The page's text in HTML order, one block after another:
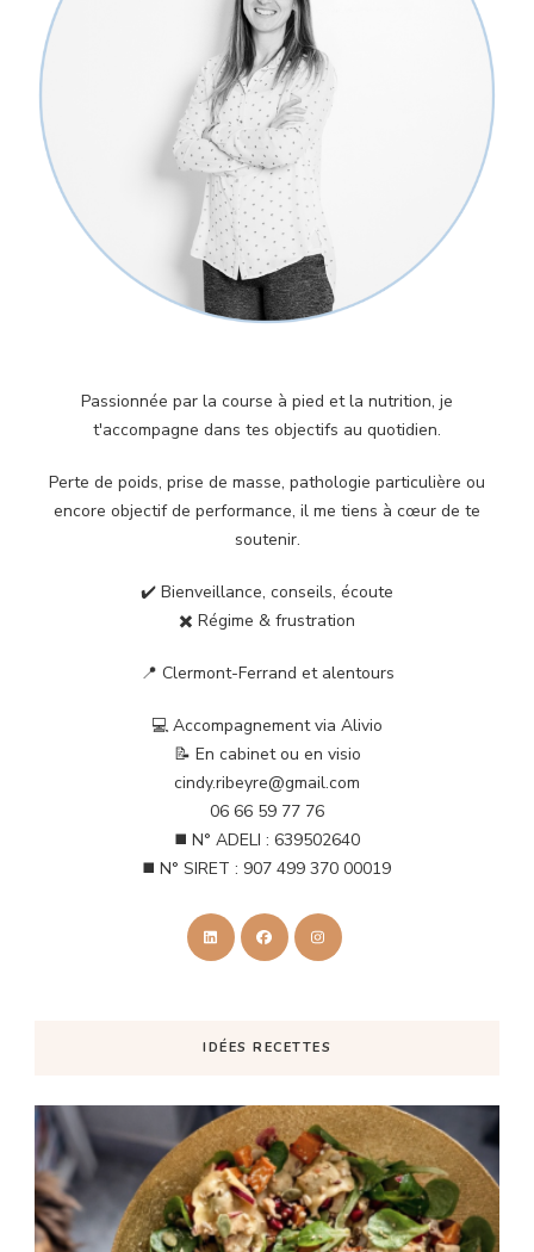
Passionnée par la course à pied et la nutrition, je
t'accompagne dans tes objectifs au quotidien.
Perte de poids, prise de masse, pathologie particulière ou
encore objectif de performance, il me tiens à cœur de te
soutenir.
✔️ Bienveillance, conseils, écoute
✖️ Régime & frustration
📍 Clermont-Ferrand et alentours
💻 Accompagnement via Alivio
📝 En cabinet ou en visio
cindy.ribeyre@gmail.com
06 66 59 77 76
◼️ N° ADELI : 639502640
◼️ N° SIRET : 907 499 370 00019
IDÉES RECETTES